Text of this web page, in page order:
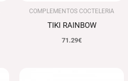
COMPLEMENTOS COCTELERIA
TIKI RAINBOW
71.29€